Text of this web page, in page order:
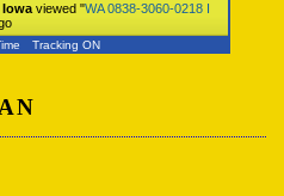
viewed "WA 0838-3060-0218 I
Tracking ON